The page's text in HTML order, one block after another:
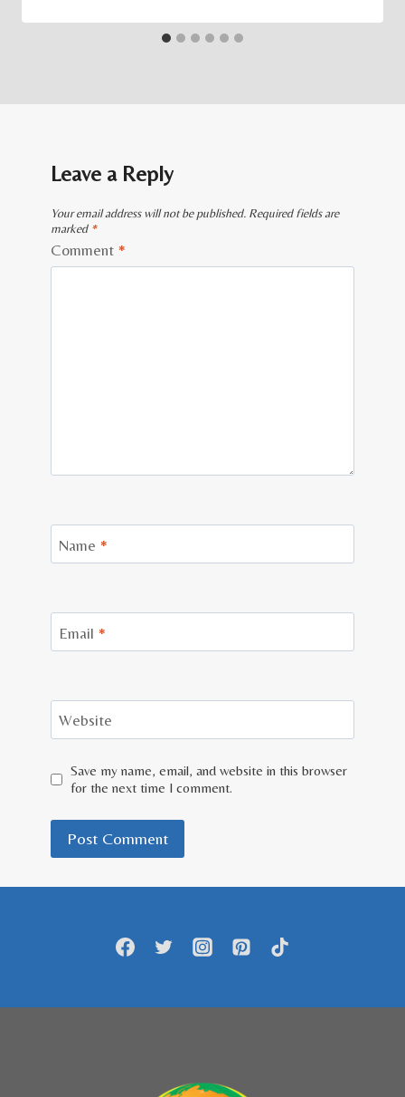
Leave a Reply
Your email address will not be published. Required fields are
marked *
Comment *
Name *
Email *
Website
Save my name, email, and website in this browser
for the next time I comment.